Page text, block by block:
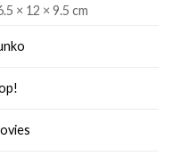
× 12 × 9.5 cm